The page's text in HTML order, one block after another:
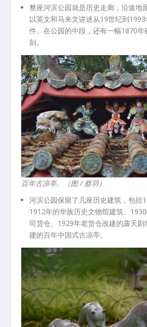
整座河滨公园就是历史走廊，沿途地
以英文和马来文讲述从19世纪到
件。在公园的中段，还有一幅1870
刻。
百年古凉亭。（图 / 蔡羽）
河滨公园保留了几座历史建筑，包括
1912年的华族历史文物馆建筑、
司货仓、1929年老货仓改建的露天剧
建的百年中国式古凉亭。